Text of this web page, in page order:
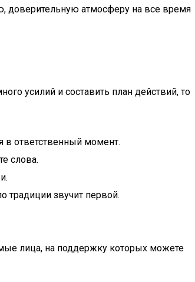
доверительную атмосферу на все время
усилий и составить план действий, то
в ответственный момент.
слова.
традиции звучит первой.
лица, на поддержку которых можете